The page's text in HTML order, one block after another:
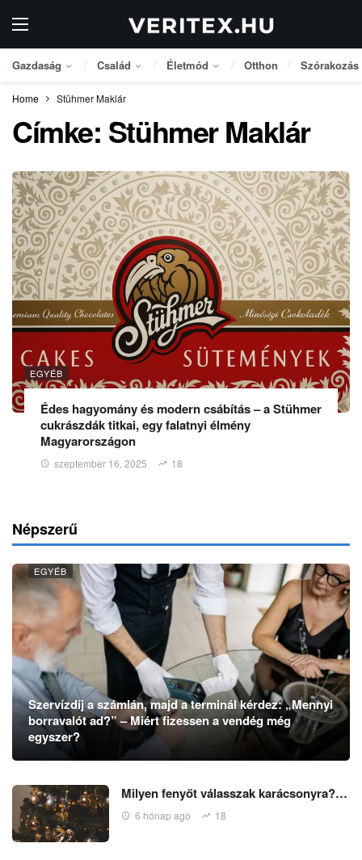
Gazdaság Család Életmód Otthon Szórakozás
Home Stühmer Maklár
Címke: Stühmer Maklár
EGYÉB
Édes hagyomány és modern csábítás – a Stühmer
cukrászdák titkai, egy falatnyi élmény
Magyarországon
szeptember 16, 2025 18
Népszerű
EGYÉB
Szervízdíj a számlán, majd a terminál kérdez: „Mennyi
borravalót ad?” – Miért fizessen a vendég még
egyszer?
Milyen fenyőt válasszak karácsonyra?…
6 hónap ago 18